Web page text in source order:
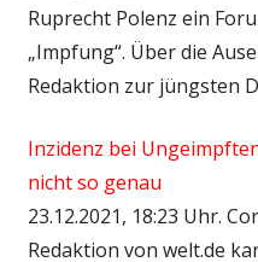
Ruprecht Polenz ein
„Impfung“. Über die
Redaktion zur jüngsten
Inzidenz bei
nicht so genau
23.12.2021, 18:23 Uhr.
Redaktion von welt.de